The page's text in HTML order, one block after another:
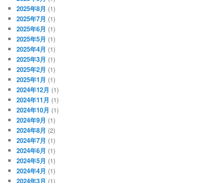
2025年8月 (1)
2025年7月 (1)
2025年6月 (1)
2025年5月 (1)
2025年4月 (1)
2025年3月 (1)
2025年2月 (1)
2025年1月 (1)
2024年12月 (1)
2024年11月 (1)
2024年10月 (1)
2024年9月 (1)
2024年8月 (2)
2024年7月 (1)
2024年6月 (1)
2024年5月 (1)
2024年4月 (1)
2024年3月 (1)